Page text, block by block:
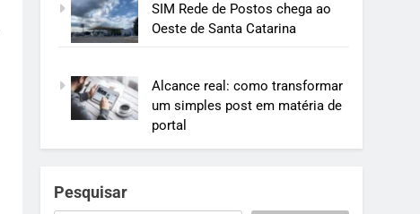
SIM Rede de Postos chega ao
Oeste de Santa Catarina
Alcance real: como transformar
um simples post em matéria de
portal
Pesquisar